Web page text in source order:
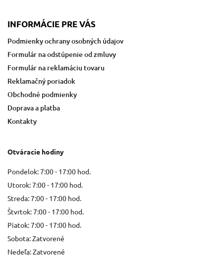
INFORMÁCIE PRE VÁS
Podmienky ochrany osobných údajov
Formulár na odstúpenie od zmluvy
Formulár na reklamáciu tovaru
Reklamačný poriadok
Obchodné podmienky
Doprava a platba
Kontakty
Otváracie hodiny
Pondelok: 7:00 - 17:00 hod.
Utorok: 7:00 - 17:00 hod.
Streda: 7:00 - 17:00 hod.
Štvrtok: 7:00 - 17:00 hod.
Piatok: 7:00 - 17:00 hod.
Sobota: Zatvorené
Nedeľa: Zatvorené